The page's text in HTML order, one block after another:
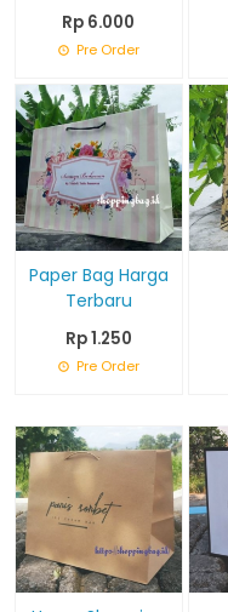
Rp 6.000
Pre Order
Paper Bag Harga
Terbaru
Rp 1.250
Pre Order